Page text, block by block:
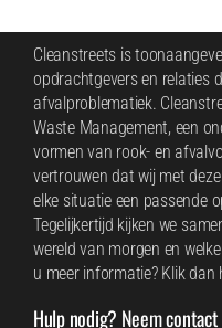
Cleanstreets is
opdrachtgevers en relaties
afvalproblematiek.
Waste Management, een
vormen van rook- en
vertrouwen dat wij met
elke situatie een passende
Tegelijkertijd kijken we
wereld van morgen en
u meer informatie? Klik dan
Hulp nodig? Neem